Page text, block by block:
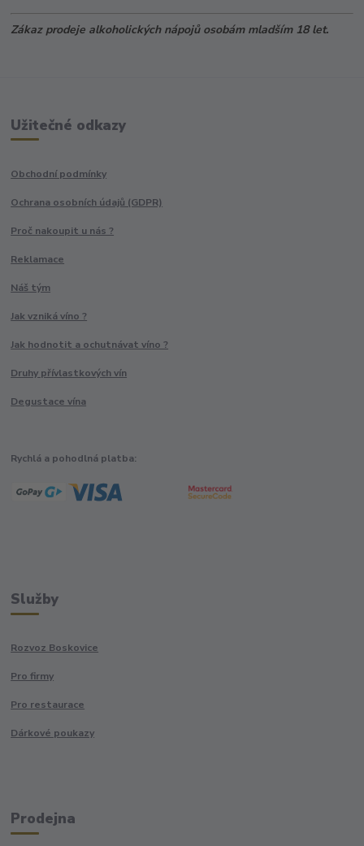
Zákaz prodeje alkoholických nápojů osobám mladším 18 let.
Užitečné odkazy
Obchodní podmínky
Ochrana osobních údajů (GDPR)
Proč nakoupit u nás ?
Reklamace
Náš tým
Jak vzniká víno ?
Jak hodnotit a ochutnávat víno ?
Druhy přívlastkových vín
Degustace vína
Rychlá a pohodlná platba:
Služby
Rozvoz Boskovice
Pro firmy
Pro restaurace
Dárkové poukazy
Prodejna